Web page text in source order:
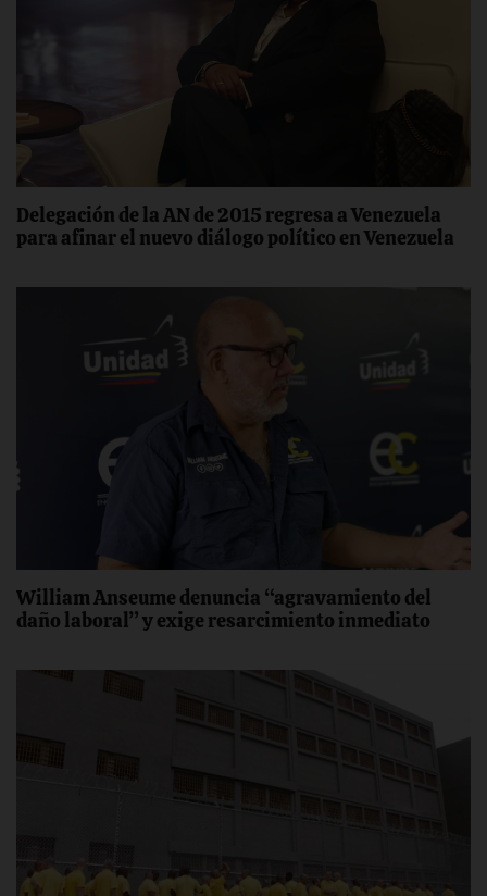
Delegación de la AN de 2015 regresa a Venezuela
para afinar el nuevo diálogo político en Venezuela
William Anseume denuncia “agravamiento del
daño laboral” y exige resarcimiento inmediato